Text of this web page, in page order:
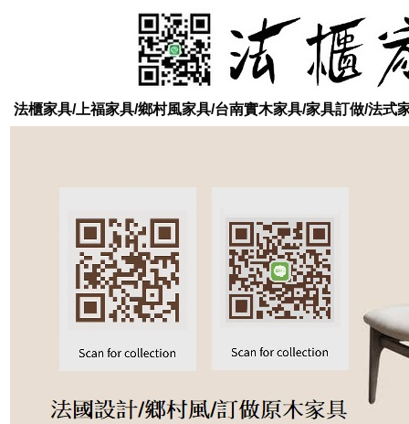
法櫃家具/上福家具/鄉村風家具/台南實木家具/家具訂做/法式